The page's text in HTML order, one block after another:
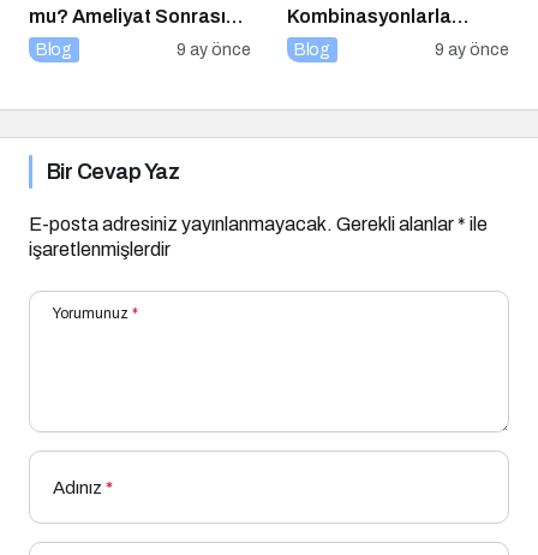
mu? Ameliyat Sonrası
Korunma Yolları
Blog 9 ay önce
Kombinasyonlarla
Besinlerin Gücünü Artırın
Blog 9 ay önce
Bir Cevap Yaz
E-posta adresiniz yayınlanmayacak. Gerekli alanlar* ile
işaretlenmişlerdir
Yorumunuz *
Adınız *